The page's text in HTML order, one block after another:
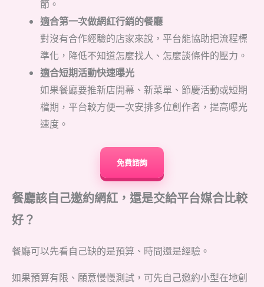
節。
適合第一次做網紅行銷的餐廳
對沒有合作經驗的店家來說，平台能協助把流程標
準化，降低不知道怎麼找人、怎麼談條件的壓力。
適合短期活動快速曝光
如果餐廳要推新店開幕、新菜單、節慶活動或短期
檔期，平台較方便一次安排多位創作者，提高曝光
速度。
免費諮詢
餐廳該自己邀約網紅，還是交給平台媒合比較
好？
餐廳可以先看自己缺的是預算、時間還是經驗。
如果預算有限、願意慢慢測試，可先自己邀約小型在地創